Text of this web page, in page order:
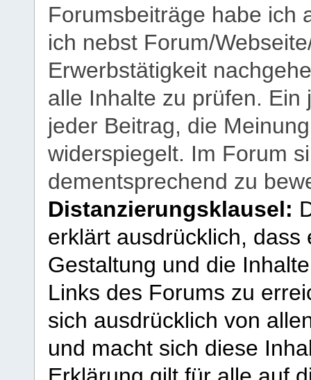
Forumsbeiträge habe ich
ich nebst Forum/
Erwerbstätigkeit
alle Inhalte zu prüfen.
jeder Beitrag, die
widerspiegelt. Im Forum
dementsprechend zu
Distanzierungsklausel:
erklärt ausdrücklich,
Gestaltung und die
Links des Forums zu
sich ausdrücklich von
und macht sich diese